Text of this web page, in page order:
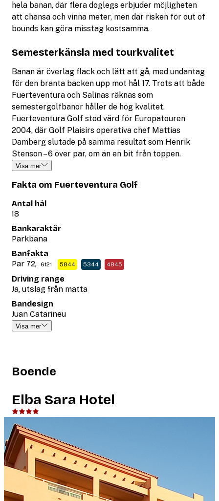
hela banan, där flera doglegs erbjuder möjligheten
att chansa och vinna meter, men där risken för out of
bounds kan göra misstag kostsamma.
Semesterkänsla med tourkvalitet
Banan är överlag flack och lätt att gå, med undantag
för den branta backen upp mot hål 17. Trots att både
Fuerteventura och Salinas räknas som
semestergolfbanor håller de hög kvalitet.
Fuerteventura Golf stod värd för Europatouren
2004, där Golf Plaisirs operativa chef Mattias
Damberg slutade på samma resultat som Henrik
Stenson – 6 över par, om än en bit från toppen.
Visa mer
Fakta om Fuerteventura Golf
Antal hål
18
Bankaraktär
Parkbana
Banfakta
Par 72, 6121 5844 5344 4845
Driving range
Ja, utslag från matta
Bandesign
Juan Catarineu
Visa mer
Boende
Elba Sara Hotel